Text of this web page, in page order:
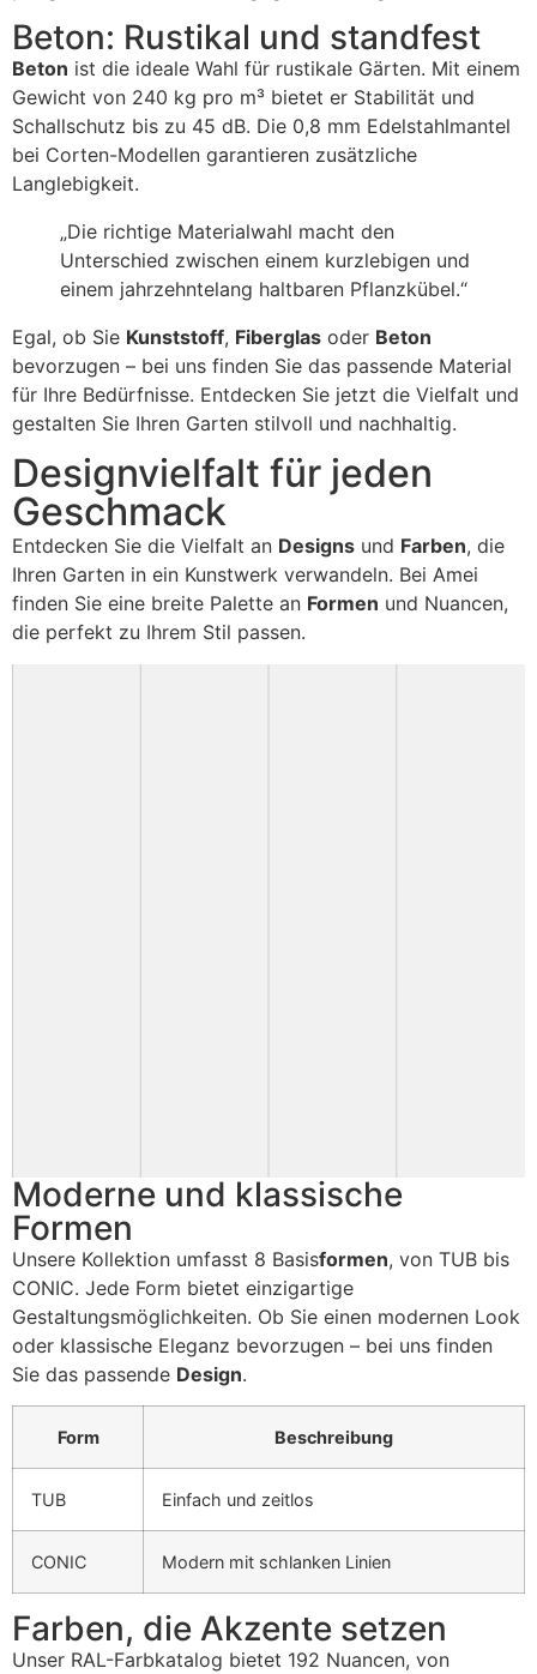
Beton: Rustikal und standfest
Beton ist die ideale Wahl für rustikale Gärten. Mit einem
Gewicht von 240 kg pro m³ bietet er Stabilität und
Schallschutz bis zu 45 dB. Die 0,8 mm Edelstahlmantel
bei Corten-Modellen garantieren zusätzliche
Langlebigkeit.
„Die richtige Materialwahl macht den
Unterschied zwischen einem kurzlebigen und
einem jahrzehntelang haltbaren Pflanzkübel.“
Egal, ob Sie Kunststoff, Fiberglas oder Beton
bevorzugen – bei uns finden Sie das passende Material
für Ihre Bedürfnisse. Entdecken Sie jetzt die Vielfalt und
gestalten Sie Ihren Garten stilvoll und nachhaltig.
Designvielfalt für jeden
Geschmack
Entdecken Sie die Vielfalt an Designs und Farben, die
Ihren Garten in ein Kunstwerk verwandeln. Bei Amei
finden Sie eine breite Palette an Formen und Nuancen,
die perfekt zu Ihrem Stil passen.
Moderne und klassische
Formen
Unsere Kollektion umfasst 8 Basisformen, von TUB bis
CONIC. Jede Form bietet einzigartige
Gestaltungsmöglichkeiten. Ob Sie einen modernen Look
oder klassische Eleganz bevorzugen – bei uns finden
Sie das passende Design.
Form Beschreibung
TUB Einfach und zeitlos
CONIC Modern mit schlanken Linien
Farben, die Akzente setzen
Unser RAL-Farbkatalog bietet 192 Nuancen, von